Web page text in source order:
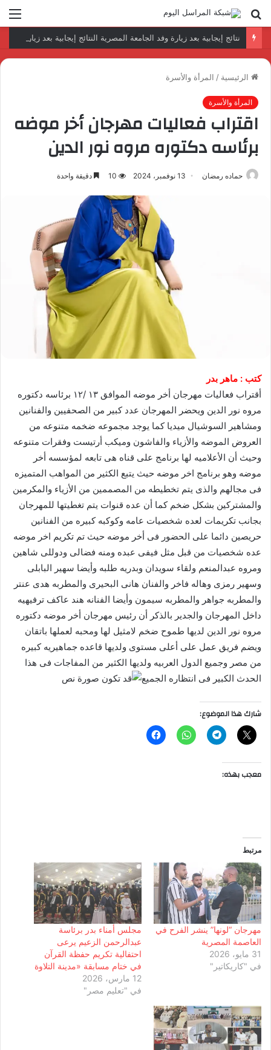
بحث
عن
الرئيسية / المرأة والأسرة
المرأة والأسرة
اقتراب فعاليات مهرجان أخر موضه
برئاسه دكتوره مروه نور الدين
حماده رمضان 13 نوفمبر، 2024 10 دقيقة واحدة
كتب : ماهر بدر
أقتراب فعاليات مهرجان أخر موضه الموافق ١٣ /١٢ برئاسه دكتوره
مروه نور الدين ويحضر المهرجان عدد كبير من الصحفيين والفنانين
ومشاهير السوشيال ميديا كما يوجد مجموعه ضخمه متنوعه من
العروض الموضه والأزياء والفاشون وميكب أرتيست وفقرات متنوعه
وحيث أن الأعلاميه لها برنامج على قناه هى تابعه لمؤسسه أخر
موضه وهو برنامج اخر موضه حيث يتبع الكثير من المواهب المتميزه
فى مجالهم والذى يتم تخطيطه من المصممين من الأزياء والمكرمين
والمشتركين بشكل ضخم كما أن عده قنوات يتم تغطيتها للمهرجان
بجانب تكريمات لعده شخصيات عامه وكوكبه كبيره من الفنانين
حريصين دائما على الحضور فى أخر موضه حيث تم تكريم اخر موضه
عده شخصيات من قبل مثل فيفى عبده ومنه فضالى ودوللى شاهين
ومروه عبدالمنعم ولقاء سويدان وبدريه طلبه وأيضا سهير البابلى
وسهير رمزى وهاله فاخر والفنان هانى البحيرى والمطربه هدى عنتر
والمطربه جواهر والمطربه سيمون وأيضا الفنانه هند عاكف ترفيهيه
داخل المهرجان والجدير بالذكر أن رئيس مهرجان أخر موضه دكتوره
مروه نور الدين لديها طموح ضخم لامثيل لها ومحبه لعملها باتقان
ويضم فريق عمل على أعلى مستوى ولديها قاعده جماهيريه كبيره
من مصر وجميع الدول العربيه ولديها الكثير من المفاجات فى هذا
الحدث الكبير فى انتظاره الجميع
شارك هذا الموضوع:
معجب بهذه:
مرتبط
مهرجان “لونها” ينشر الفرح في
العاصمة المصرية
31 مايو، 2026
في "كاريكاتير"
مجلس أمناء بدر برئاسة
عبدالرحمن الزعيم يرعى
احتفالية تكريم حفظة القرآن
في ختام مسابقة «مدينة التلاوة
12 مارس، 2026
في "تعليم مصر"